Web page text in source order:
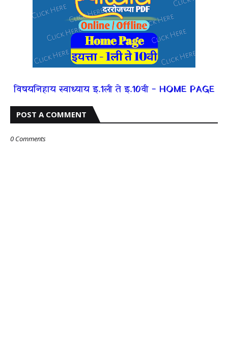
विषयनिहाय स्वाध्याय इ.1ली ते इ.10वी - HOME PAGE
POST A COMMENT
0 Comments